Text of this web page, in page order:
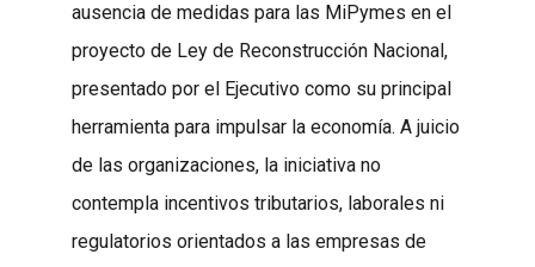
ausencia de medidas para las MiPymes en el
proyecto de Ley de Reconstrucción Nacional,
presentado por el Ejecutivo como su principal
herramienta para impulsar la economía. A juicio
de las organizaciones, la iniciativa no
contempla incentivos tributarios, laborales ni
regulatorios orientados a las empresas de